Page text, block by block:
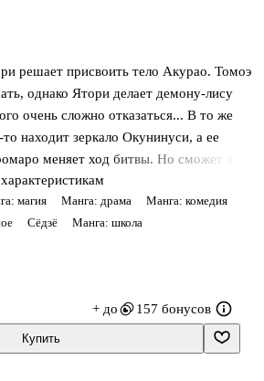
магия Манга: драма
Манга: комедия
Сёдзё Манга: школа
решает присвоить тело Акурао. Томоэ
однако Ятори делает демону-лису
очень сложно отказаться... В то же
находит зеркало Окунинуси, а ее
меняет ход битвы. Но сможет ли
вернуться к Нанами и все же стать
+ до 157 бонусов
Купить